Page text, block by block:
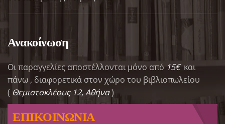
Ανακοίνωση
Οι παραγγελίες αποστέλλονται μόνο από 15€και
πάνω , διαφορετικά στον χώρο του βιβλιοπωλείου
( Θεμιστοκλέους 12, Αθήνα)
ΕΠΙΚΟΙΝΩΝΙΑ